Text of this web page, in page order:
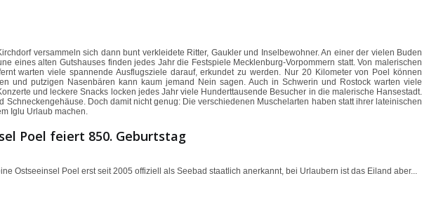
versammeln sich dann bunt verkleidete Ritter, Gaukler und Inselbewohner. An einer der vielen Buden
eines alten Gutshauses finden jedes Jahr die Festspiele Mecklenburg-Vorpommern statt. Von malerischen
warten viele spannende Ausflugsziele darauf, erkundet zu werden. Nur 20 Kilometer von Poel können
und putzigen Nasenbären kann kaum jemand Nein sagen. Auch in Schwerin und Rostock warten viele
und leckere Snacks locken jedes Jahr viele Hunderttausende Besucher in die malerische Hansestadt.
Doch damit nicht genug: Die verschiedenen Muschelarten haben statt ihrer lateinischen
Iglu Urlaub machen.
Poel feiert 850. Geburtstag
Ostseeinsel Poel erst seit 2005 offiziell als Seebad staatlich anerkannt, bei Urlaubern ist das Eiland aber...